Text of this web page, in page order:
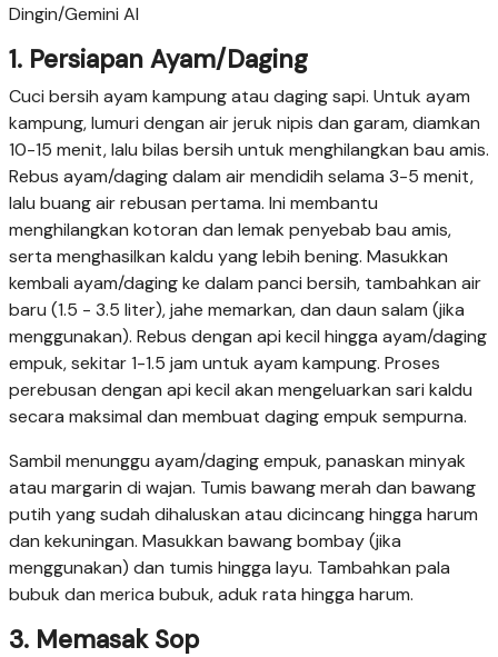
Dingin/Gemini AI
1. Persiapan Ayam/Daging
Cuci bersih ayam kampung atau daging sapi. Untuk ayam
kampung, lumuri dengan air jeruk nipis dan garam, diamkan
10-15 menit, lalu bilas bersih untuk menghilangkan bau amis.
Rebus ayam/daging dalam air mendidih selama 3-5 menit,
lalu buang air rebusan pertama. Ini membantu
menghilangkan kotoran dan lemak penyebab bau amis,
serta menghasilkan kaldu yang lebih bening. Masukkan
kembali ayam/daging ke dalam panci bersih, tambahkan air
baru (1.5 - 3.5 liter), jahe memarkan, dan daun salam (jika
menggunakan). Rebus dengan api kecil hingga ayam/daging
empuk, sekitar 1-1.5 jam untuk ayam kampung. Proses
perebusan dengan api kecil akan mengeluarkan sari kaldu
secara maksimal dan membuat daging empuk sempurna.
Sambil menunggu ayam/daging empuk, panaskan minyak
atau margarin di wajan. Tumis bawang merah dan bawang
putih yang sudah dihaluskan atau dicincang hingga harum
dan kekuningan. Masukkan bawang bombay (jika
menggunakan) dan tumis hingga layu. Tambahkan pala
bubuk dan merica bubuk, aduk rata hingga harum.
3. Memasak Sop